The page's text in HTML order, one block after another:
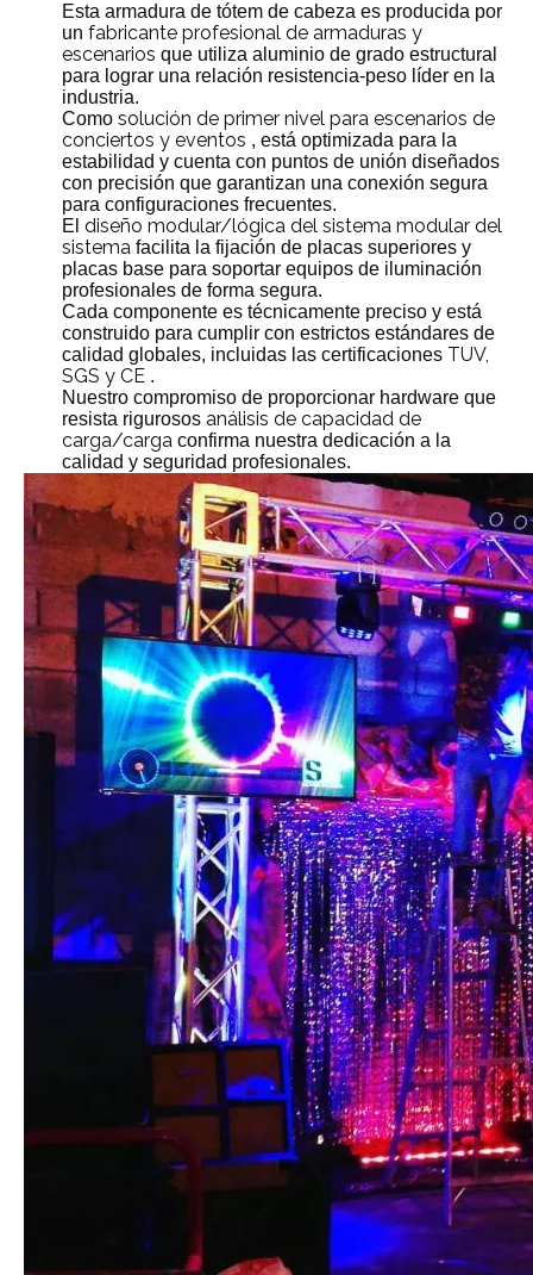
Esta armadura de tótem de cabeza es producida por
un fabricante profesional de armaduras y
escenarios que utiliza aluminio de grado estructural
para lograr una relación resistencia-peso líder en la
industria.
Como solución de primer nivel para escenarios de
conciertos y eventos , está optimizada para la
estabilidad y cuenta con puntos de unión diseñados
con precisión que garantizan una conexión segura
para configuraciones frecuentes.
El diseño modular/lógica del sistema modular del
sistema facilita la fijación de placas superiores y
placas base para soportar equipos de iluminación
profesionales de forma segura.
Cada componente es técnicamente preciso y está
construido para cumplir con estrictos estándares de
calidad globales, incluidas las certificaciones TUV,
SGS y CE .
Nuestro compromiso de proporcionar hardware que
resista rigurosos análisis de capacidad de
carga/carga confirma nuestra dedicación a la
calidad y seguridad profesionales.